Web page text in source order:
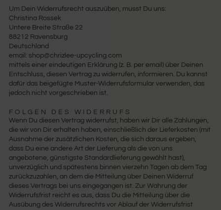
Um Dein Widerrufsrecht auszuüben, musst Du uns:
Christina Rossek
Untere Breite Straße 22
88212 Ravensburg
Deutschland
email: shop@chrizlee-upcycling.com
mittels einer eindeutigen Erklärung (z. B. per email) über Deinen
Entschluss, diesen Vertrag zu widerrufen, informieren. Du kannst
dafür das beigefügte Muster-Widerrufsformular verwenden, das
jedoch nicht vorgeschrieben ist.
FOLGEN DES WIDERRUFS
Wenn Du diesen Vertrag widerrufst, haben wir Dir alle Zahlungen,
die wir von Dir erhalten haben, einschließlich der Lieferkosten (mit
Ausnahme der zusätzlichen Kosten, die sich daraus ergeben,
dass Du eine andere Art der Lieferung als die von uns
angebotene, günstigste Standardlieferung gewählt hast),
unverzüglich und spätestens binnen vierzehn Tagen ab dem Tag
zurückzuzahlen, an dem die Mitteilung über Deinen Widerruf
dieses Vertrags bei uns eingegangen ist. Zur Wahrung der
Widerrufsfrist reicht es aus, dass Du die Mitteilung über die
Ausübung des Widerrufsrechts vor Ablauf der Widerrufsfrist